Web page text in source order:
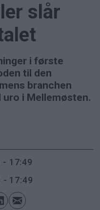
slår
i første
til den
branchen
i Mellemøsten.
- 17:49
- 17:49